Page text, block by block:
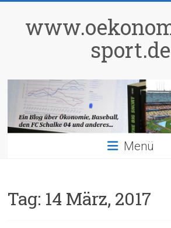
springen
sport.de
Menü
Tag: 14 März, 2017